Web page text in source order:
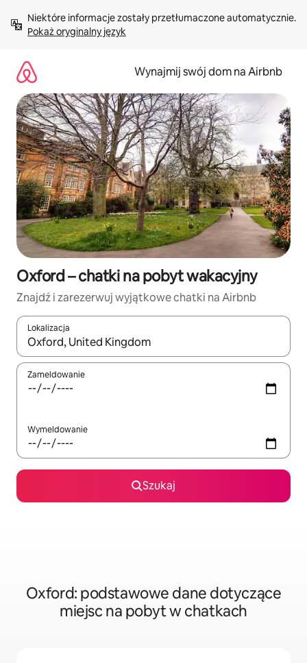
treści Pokaż oryginalny język
Wynajmij swój dom na Airbnb
Oxford – chatki na pobyt wakacyjny
Znajdź i zarezerwuj wyjątkowe chatki na Airbnb
Lokalizacja
Gdy wyniki będą dostępne, możesz poruszać się po nich za
Zameldowanie
Wymeldowanie
Szukaj
Oxford: podstawowe dane dotyczące
miejsc na pobyt w chatkach